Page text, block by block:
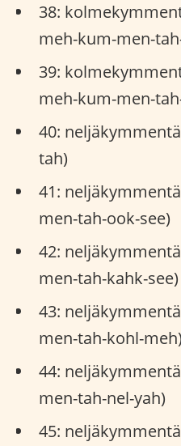
38:
meh-kum-men-
39:
meh-kum-men-
40:
tah)
41:
men-tah-ook-see)
42:
men-tah-kahk-see)
43:
men-tah-kohl-meh)
44:
men-tah-nel-yah)
45: